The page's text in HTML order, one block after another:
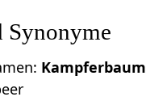
Synonyme
Kampferbaum